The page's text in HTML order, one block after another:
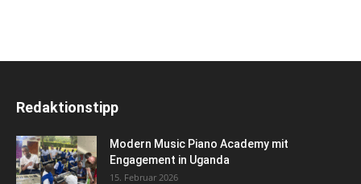
Redaktionstipp
Modern Music Piano Academy mit
Engagement in Uganda
15. Februar 2026